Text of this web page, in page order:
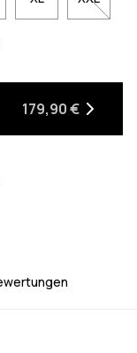
179,90 €